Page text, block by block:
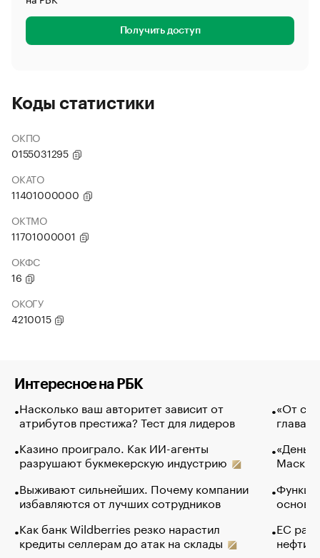
Получить доступ
Коды статистики
ОКПО
0155031295
ОКАТО
11401000000
ОКТМО
11701000001
ОКФС
16
ОКОГУ
4210015
Интересное на РБК
Насколько ваш авторитет зависит от
атрибутов престижа? Тест для лидеров
Казино проиграло. Как ИИ-агенты
разрушают букмекерскую индустрию
Выживают сильнейших. Почему компании
избавляются от лучших сотрудников
Как банк Wildberries резко нарастил
кредиты селлерам до атак на склады
«От
глава
Маск в
основ
ЕС
нефти